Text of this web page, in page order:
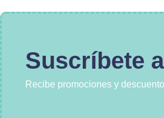
Suscríbete
Recibe promociones y